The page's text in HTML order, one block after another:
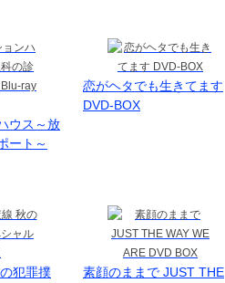
ウス～放
ート～
恋がヘタでも生きてます
DVD-BOX
犯罪撲
素顔のままで JUST THE